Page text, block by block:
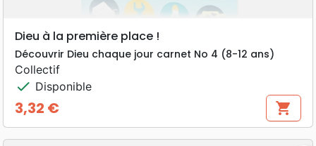
Dieu à la première place !
Découvrir Dieu chaque jour carnet No 4 (8-12 ans)
Collectif
check Disponible
Prix
3,32 € shopping_cart